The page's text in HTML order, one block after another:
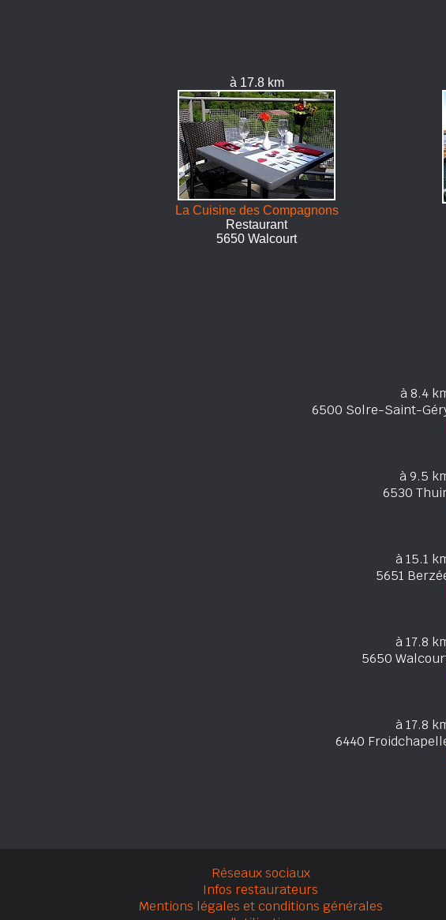
à 17.8 km
La Cuisine des Compagnons
Restaurant
5650 Walcourt
à 8.4
6500 Solre-Saint-
à 9.5
6530
à 15.1
5651
à 17.8
5650
à 17.8
6440
Réseaux sociaux
Infos restaurateurs
Mentions légales et conditions générales